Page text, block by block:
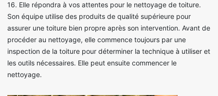
16. Elle répondra à vos attentes pour le nettoyage de toiture.
Son équipe utilise des produits de qualité supérieure pour
assurer une toiture bien propre après son intervention. Avant de
procéder au nettoyage, elle commence toujours par une
inspection de la toiture pour déterminer la technique à utiliser et
les outils nécessaires. Elle peut ensuite commencer le
nettoyage.